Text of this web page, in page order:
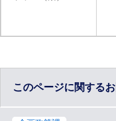
このページに関する